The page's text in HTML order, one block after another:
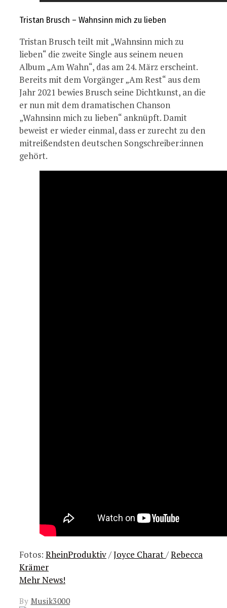
Tristan Brusch – Wahnsinn mich zu lieben
Tristan Brusch teilt mit „Wahnsinn mich zu
lieben“ die zweite Single aus seinem neuen
Album „Am Wahn“, das am 24. März erscheint.
Bereits mit dem Vorgänger „Am Rest“ aus dem
Jahr 2021 bewies Brusch seine Dichtkunst, an die
er nun mit dem dramatischen Chanson
„Wahnsinn mich zu lieben“ anknüpft. Damit
beweist er wieder einmal, dass er zurecht zu den
mitreißendsten deutschen Songschreiber:innen
gehört.
Fotos: RheinProduktiv/Joyce Charat/Rebecca
Krämer
Mehr News!
By Musik3000